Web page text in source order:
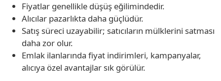
Fiyatlar genellikle düşüş eğilimindedir.
Alıcılar pazarlıkta daha güçlüdür.
Satış süreci uzayabilir; satıcıların mülklerini satması
daha zor olur.
Emlak ilanlarında fiyat indirimleri, kampanyalar,
alıcıya özel avantajlar sık görülür.